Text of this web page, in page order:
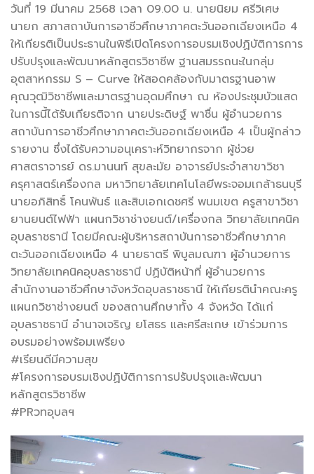
วันที่ 19 มีนาคม 2568 เวลา 09.00 น. นายนิยม ศรีวิเศษ
นายก สภาสถาบันการอาชีวศึกษาภาคตะวันออกเฉียงเหนือ 4
ให้เกียรติเป็นประธานในพิธีเปิดโครงการอบรมเชิงปฏิบัติการการ
ปรับปรุงและพัฒนาหลักสูตรวิชาชีพ ฐานสมรรถนะในกลุ่ม
อุตสาหกรรม S – Curve ให้สอดคล้องกับมาตรฐานอาพ
คุณวุฒิวิชาชีพและมาตรฐานอุดมศึกษา ณ ห้องประชุมบัวแสด
ในการนี้ได้รับเกียรติจาก นายประดิษฐ์ พาชื่น ผู้อำนวยการ
สถาบันการอาชีวศึกษาภาคตะวันออกเฉียงเหนือ 4 เป็นผู้กล่าว
รายงาน ซึ่งได้รับความอนุเคราะห์วิทยากรจาก ผู้ช่วย
ศาสตราจารย์ ดร.มานนท์ สุขละมัย อาจารย์ประจำสาขาวิชา
ครุศาสตร์เครื่องกล มหาวิทยาลัยเทคโนโลยีพระจอมเกล้าธนบุรี
นายอภิสิทธิ์ โคนพันธ์ และสิบเอกเดชศรี พนมเขต ครูสาขาวิชา
ยานยนต์ไฟฟ้า แผนกวิชาช่างยนต์/เครื่องกล วิทยาลัยเทคนิค
อุบลราชธานี โดยมีคณะผู้บริหารสถาบันการอาชีวศึกษาภาค
ตะวันออกเฉียงเหนือ 4 นายธาตรี พิบูลมณฑา ผู้อำนวยการ
วิทยาลัยเทคนิคอุบลราชธานี ปฏิบัติหน้าที่ ผู้อำนวยการ
สำนักงานอาชีวศึกษาจังหวัดอุบลราชธานี ให้เกียรตินำคณะครู
แผนกวิชาช่างยนต์ ของสถานศึกษาทั้ง 4 จังหวัด ได้แก่
อุบลราชธานี อำนาจเจริญ ยโสธร และศรีสะเกษ เข้าร่วมการ
อบรมอย่างพร้อมเพรียง
#เรียนดีมีความสุข
#โครงการอบรมเชิงปฏิบัติการการปรับปรุงและพัฒนา
หลักสูตรวิชาชีพ
#PRวทอุบลฯ